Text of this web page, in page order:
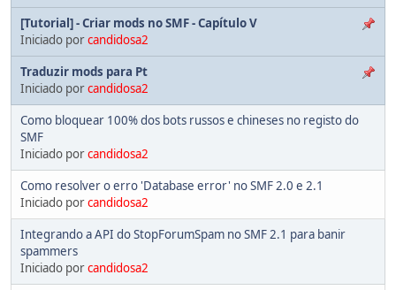
[Tutorial] - Criar mods no SMF - Capítulo V
Iniciado porcandidosa2
Traduzir mods para Pt
Iniciado porcandidosa2
Como bloquear 100% dos bots russos e chineses no registo do
SMF
Iniciado porcandidosa2
Como resolver o erro 'Database error' no SMF 2.0 e 2.1
Iniciado porcandidosa2
Integrando a API do StopForumSpam no SMF 2.1 para banir
spammers
Iniciado porcandidosa2